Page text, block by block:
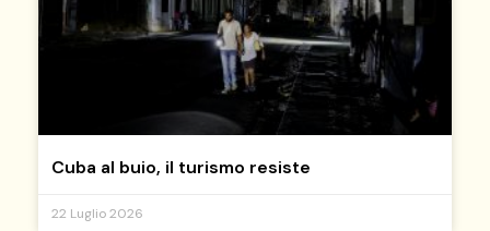
Cuba al buio, il turismo resiste
22 Luglio 2026